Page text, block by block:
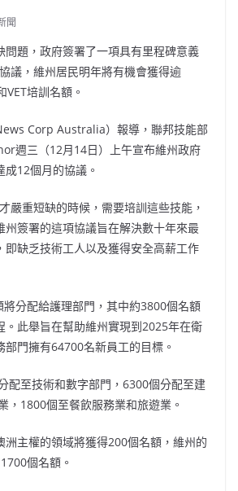
聞
問題，政府簽署了一項具有里程碑意義
議，維州居民明年將有機會獲得逾
VET培訓名額。
Corp Australia）報導，聯邦技能部
週三（12月14日）上午宣布維州政府
12個月的協議。
嚴重短缺的時候，需要培訓這些技能，
州簽署的這項協議旨在解決數十年來最
即缺乏技術工人以及獲得安全高薪工作
分配給護理部門，其中約3800個名額
。此舉旨在幫助維州實現到2025年在衛
部門擁有64700名新員工的目標。
配至技術和數字部門，6300個分配至建
，1800個至餐飲服務業和旅遊業。
洲主權的領域將獲得200個名額，維州的
個名額。